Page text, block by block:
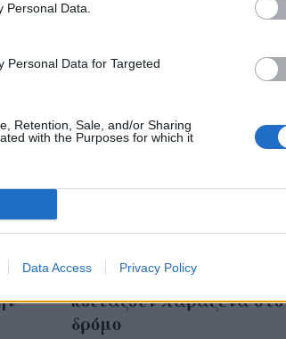
Data.
Personal Data for Targeted
Retention, Sale, and/or Sharing
with the Purposes for which it
Data Access Privacy Policy
Κρόσσια: Πέντε τρόποι να
τα φορέσεις χωρίς να σε
κοιτάζουν παράξενα στο
δρόμο